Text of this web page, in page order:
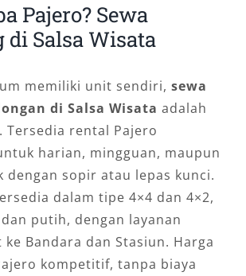
Pajero? Sewa
di Salsa Wisata
memiliki unit sendiri, sewa
di Salsa Wisata adalah
Tersedia rental Pajero
harian, mingguan, maupun
dengan sopir atau lepas kunci.
dalam tipe 4×4 dan 4×2,
putih, dengan layanan
Bandara dan Stasiun. Harga
kompetitif, tanpa biaya